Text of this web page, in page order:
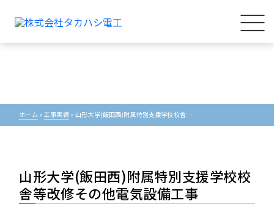
ホーム »工事実績» 山形大学(飯田西)附属特別支援学校校舎等改修その他電気設備工事
山形大学(飯田西)附属特別支援学校校
舎等改修その他電気設備工事